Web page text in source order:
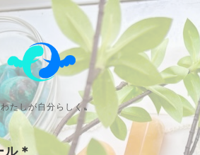
たしが自分らしく〟
ル＊